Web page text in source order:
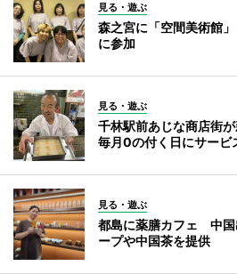
見る・遊ぶ
森之宮に「空間美術館
に参加
見る・遊ぶ
千林駅前あじな商店街
毎月0の付く日にサービ
見る・遊ぶ
都島に薬膳カフェ 中国
ープや中国茶を提供